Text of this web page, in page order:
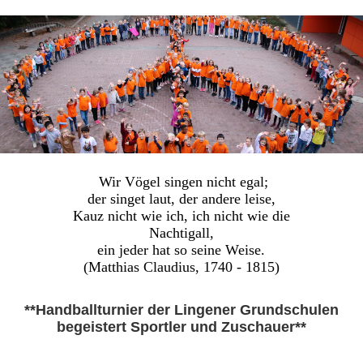
Wir Vögel singen nicht egal;
der singet laut, der andere leise,
Kauz nicht wie ich, ich nicht wie die
Nachtigall,
ein jeder hat so seine Weise.
(Matthias Claudius, 1740 - 1815)
**Handballturnier der Lingener Grundschulen
begeistert Sportler und Zuschauer**